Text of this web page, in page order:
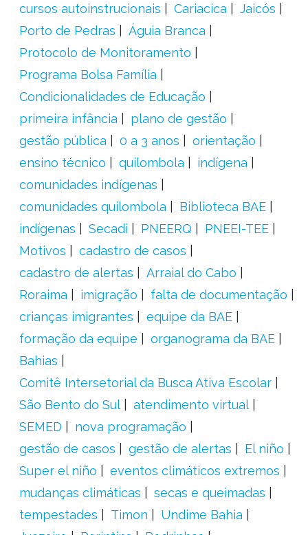
cursos autoinstrucionais
Cariacica
Jaicós
Porto de Pedras
Águia Branca
Protocolo de Monitoramento
Programa Bolsa Família
Condicionalidades de Educação
primeira infância
plano de gestão
gestão pública
0 a 3 anos
orientação
ensino técnico
quilombola
indígena
comunidades indígenas
comunidades quilombola
Biblioteca BAE
indígenas
Secadi PNEERQ
PNEEI-TEE
Motivos
cadastro de casos
cadastro de alertas
Arraial do Cabo
Roraima
imigração
falta de documentação
crianças imigrantes
equipe da BAE
formação da equipe
organograma da BAE
Bahias
Comitê Intersetorial da Busca Ativa Escolar
São Bento do Sul
atendimento virtual
SEMED
nova programação
gestão de casos
gestão de alertas
El niño
Super el niño
eventos climáticos extremos
mudanças climáticas
secas e queimadas
tempestades
Timon
Undime Bahia